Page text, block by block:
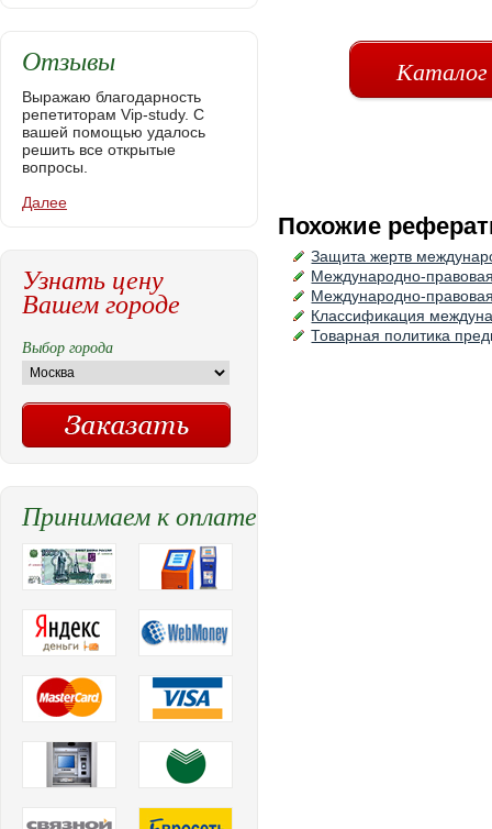
Похожие
Защита жертв
Международно-
Международно-
Классификация
Товарная политика
Отзывы
Выражаю благодарность
репетиторам Vip-study. С
вашей помощью удалось
решить все открытые
вопросы.
Далее
Узнать цену
Вашем городе
Выбор города
Принимаем к оплате